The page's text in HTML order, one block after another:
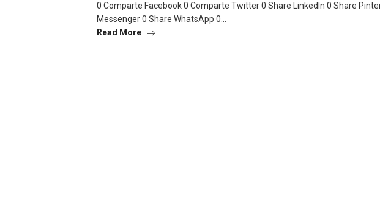
0 Comparte Facebook 0 Comparte Twitter 0 Share LinkedIn 0 Share
Messenger 0 Share WhatsApp 0…
Read More